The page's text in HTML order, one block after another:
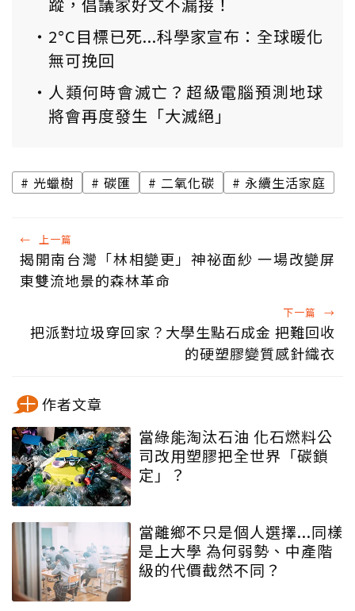
2°C目標已死...科學家宣布：全球暖化
無可挽回
人類何時會滅亡？超級電腦預測地球
將會再度發生「大滅絕」
光蠟樹 碳匯 二氧化碳 永續生活家庭
← 上一篇
揭開南台灣「林相變更」神祕面紗 一場改變屏
東雙流地景的森林革命
下一篇 →
把派對垃圾穿回家？大學生點石成金 把難回收
的硬塑膠變質感針織衣
作者文章
當綠能淘汰石油 化石燃料公
司改用塑膠把全世界「碳鎖
定」？
當離鄉不只是個人選擇...同樣
是上大學 為何弱勢、中產階
級的代價截然不同？